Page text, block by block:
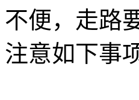
不便，走路
注意如下事